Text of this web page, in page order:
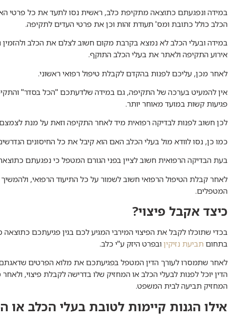
במידה ונפגעתם כתוצאה מתקיפת כלב, ראשית נסו לתעד את כל פרטי
הכלב כולל כתובת ומס' תעודת זהות וכן את פרטי העדים לתקיפה.
במידה ובעלי הכלב לא נמצא בקרבת מקום חשוב לצלם את הכלב
אירוע התקיפה ולאתר את בעלי הכלב התוקף.
לאחר מכן, עליכם לפנות בהקדם לקבלת טיפול רפואי ראשוני.
אין להמעיט בערכה של התקיפה, גם במידה שלדעתכם "הכל בסדר"
פגיעות קשות במועד מאוחר יותר.
לכן חשוב לפנות לבדיקה רפואית מיד לאחר התקיפה וזאת על מנת
כמו כן, נסו לוודא מול בעלי הכלב האם הוא קיבל את כל החיסונים
בעת הבדיקה הרפואית חשוב לציין בפני הגורם המטפל כי נפגעתם
לאחר קבלת הטיפול הרפואי חשוב לשמור על כל התיעוד הרפואי,
המטפלים.
כיצד אקבל פיצוי?
בכדי שתוכלו לקבל את הפיצוי המירבי המגיע לכם בגין פגיעתכם
בתחום תביעת נזיקיןובפרט היזק ע"י כלב.
לאחר שתמסרו לעורך הדין המטפל בפגיעתכם את מלוא הפרטים שדאגתם
הדין יוכל לפנות לבעלי הכלב או המחזיק שלו בדרישה לקבלת פיצוי,
המחזיק תביעה לבית המשפט.
אילו הגנות קיימות לטובת בעלי הכלב או